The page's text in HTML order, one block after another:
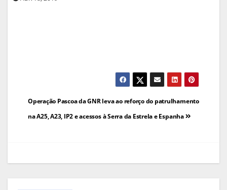
Navegação
de
Operação Pascoa da GNR leva ao reforço do patrulhamento
na A25, A23, IP2 e acessos à Serra da Estrela e Espanha